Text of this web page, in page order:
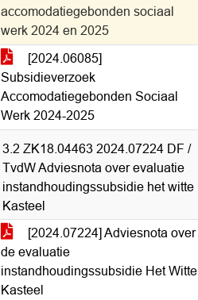
accomodatiegebonden sociaal
werk 2024 en 2025
[2024.06085]
Subsidieverzoek
Accomodatiegebonden Sociaal
Werk 2024-2025
3.2 ZK18.04463 2024.07224 DF /
TvdW Adviesnota over evaluatie
instandhoudingssubsidie het witte
Kasteel
[2024.07224] Adviesnota over
de evaluatie
instandhoudingssubsidie Het Witte
Kasteel